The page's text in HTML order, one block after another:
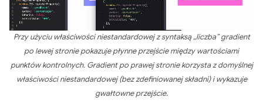
Przy użyciu właściwości niestandardowej z syntaksą „liczba” gradient
po lewej stronie pokazuje płynne przejście między wartościami
punktów kontrolnych. Gradient po prawej stronie korzysta z domyślnej
właściwości niestandardowej (bez zdefiniowanej składni) i wykazuje
gwałtowne przejście.